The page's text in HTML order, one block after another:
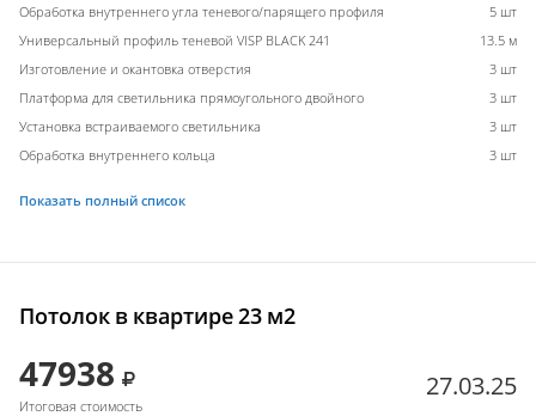
Обработка внутреннего угла теневого/парящего профиля
5 шт
Универсальный профиль теневой VISP BLACK 241
13.5 м
Изготовление и окантовка отверстия
3 шт
Платформа для светильника прямоугольного двойного
3 шт
Установка встраиваемого светильника
3 шт
Обработка внутреннего кольца
3 шт
Показать полный список
Потолок в квартире 23 м2
47938
Итоговая стоимость
27.03.25